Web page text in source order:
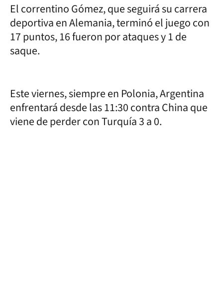
El correntino Gómez, que seguirá su carrera
deportiva en Alemania, terminó el juego con
17 puntos, 16 fueron por ataques y 1 de
saque.
Este viernes, siempre en Polonia, Argentina
enfrentará desde las 11:30 contra China que
viene de perder con Turquía 3 a 0.